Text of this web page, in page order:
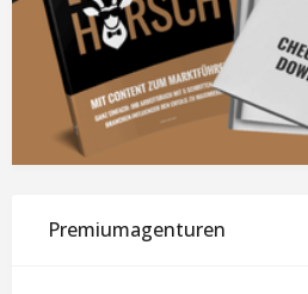
Premiumagenturen